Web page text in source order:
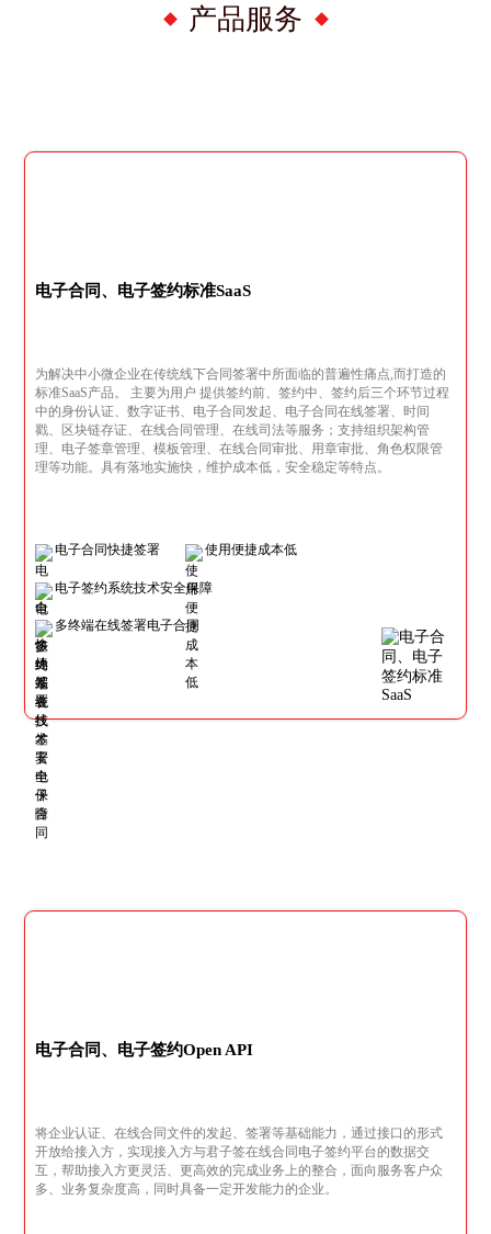
产品服务
电子合同、电子签约标准SaaS
为解决中小微企业在传统线下合同签署中所面临的普遍性痛点,而打造的
标准SaaS产品。 主要为用户 提供签约前、签约中、签约后三个环节过程
中的身份认证、数字证书、电子合同发起、电子合同在线签署、时间
戳、区块链存证、在线合同管理、在线司法等服务；支持组织架构管
理、电子签章管理、模板管理、在线合同审批、用章审批、角色权限管
理等功能。具有落地实施快，维护成本低，安全稳定等特点。
电子合同快捷签署 使用便捷成本低
电子签约系统技术安全保障
多终端在线签署电子合同
电子合同、电子签约Open API
将企业认证、在线合同文件的发起、签署等基础能力，通过接口的形式
开放给接入方，实现接入方与君子签在线合同电子签约平台的数据交
互，帮助接入方更灵活、更高效的完成业务上的整合，面向服务客户众
多、业务复杂度高，同时具备一定开发能力的企业。